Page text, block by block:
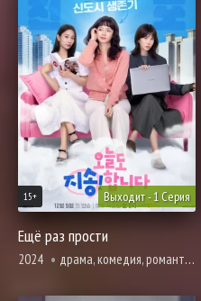
Выходит - 1 Серия
15+
Ещё раз прости
2024 драма, комедия, романтика